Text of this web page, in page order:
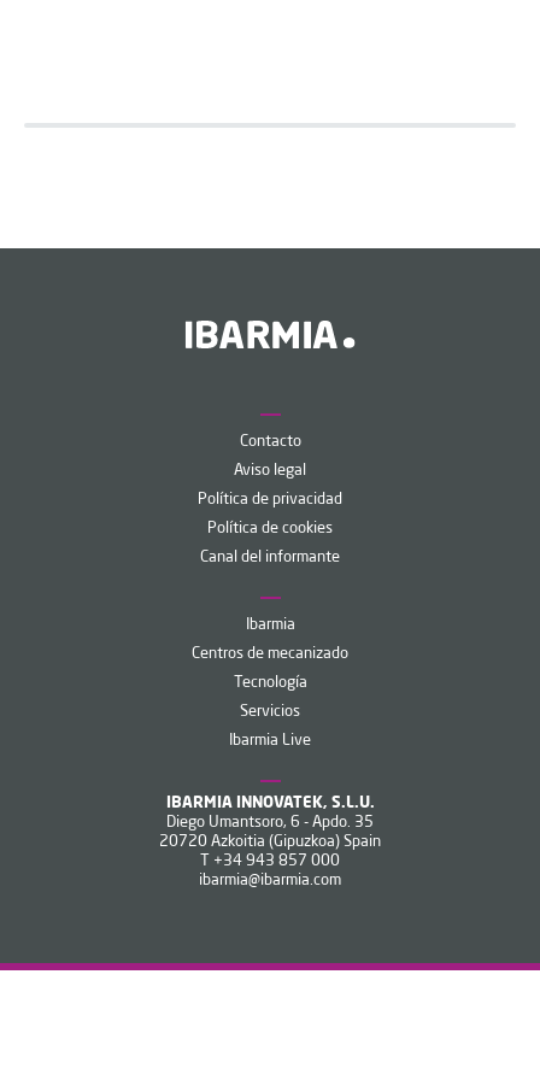
Contacto
Aviso legal
Política de privacidad
Política de cookies
Canal del informante
Ibarmia
Centros de mecanizado
Tecnología
Servicios
Ibarmia Live
IBARMIA INNOVATEK, S.L.U.
Diego Umantsoro, 6 - Apdo. 35
20720 Azkoitia (Gipuzkoa) Spain
+34 943 857 000
ibarmia@ibarmia.com